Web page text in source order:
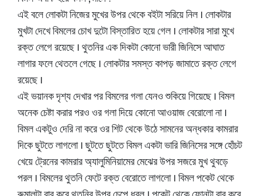
এই বলে লোকটা নিজের মুখের উপর থেকে বইটা সরিয়ে নিল । লোকটার
মুখটা দেখে বিমলের চোখ দুটো বিস্তারিত হয়ে গেল । লোকটার সারা মুখে
রক্ত লেগে রয়েছে । থুতনির এক দিকটা কোনো ভারী জিনিসে আঘাত
লাগার ফলে থেতলে গেছে । লোকটার সমস্ত কাপড় জামাতে রক্ত লেগে
রয়েছে ।
এই ভয়ানক দৃশ্য দেখার পর বিমলের গলা যেনও শুকিয়ে গিয়েছে । বিমল
অনেক চেষ্টা করার পরও ওর গলা দিয়ে কোনো আওয়াজ বেরোলো না ।
বিমল একটুও দেরি না করে ওর শিট থেকে উঠে সামনের অন্ধকার কামরার
দিকে ছুটতে লাগলো । ছুটতে ছুটতে বিমল একটা ভারি জিনিসের সঙ্গে হোঁচট
খেয়ে ট্রেনের কামরার অ্যালুমিনিয়ামের মেঝের উপর সজরে মুখ থুবড়ে
পরল । বিমলের থুতনি ফেটে রক্ত বেরোতে লাগলো । বিমল পকেট থেকে